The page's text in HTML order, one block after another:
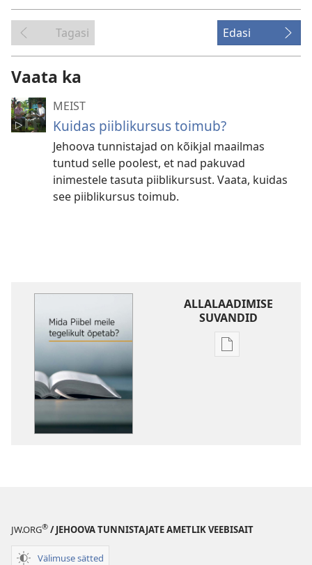
Tagasi Edasi
Vaata ka
MEIST
Kuidas piiblikursus toimub?
Jehoova tunnistajad on kõikjal maailmas
tuntud selle poolest, et nad pakuvad
inimestele tasuta piiblikursust. Vaata, kuidas
see piiblikursus toimub.
ALLALAADIMISE
SUVANDID
Väljaannete
JW.ORG® / JEHOOVA TUNNISTAJATE AMETLIK VEEBISAIT
Välimuse sätted